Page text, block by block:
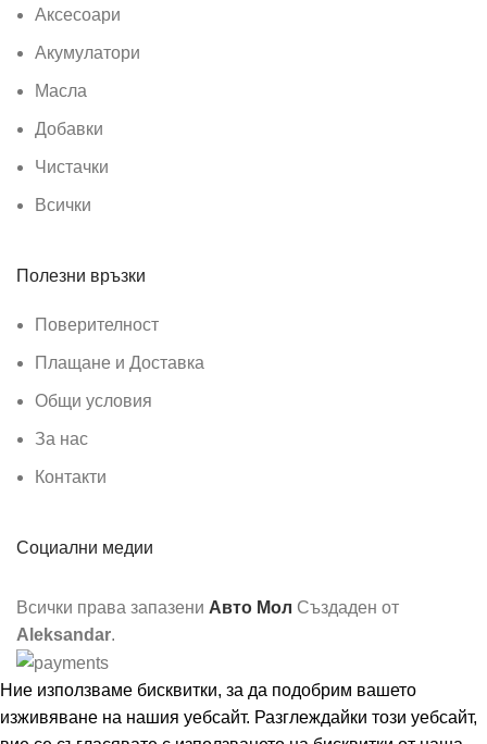
Аксесоари
Акумулатори
Масла
Добавки
Чистачки
Всички
Полезни връзки
Поверителност
Плащане и Доставка
Общи условия
За нас
Контакти
Социални медии
Всички права запазени Авто Мол Създаден от
Aleksandar.
Ние използваме бисквитки, за да подобрим вашето
изживяване на нашия уебсайт. Разглеждайки този уебсайт,